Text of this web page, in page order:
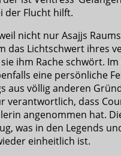
der Flucht hilft.
nicht nur Asajjs
das Lichtschwert ihres
ihm Rache schwört.
eine persönliche
aus völlig anderen
verantwortlich, dass
angenommen hat.
was in den Legends
einheitlich ist.